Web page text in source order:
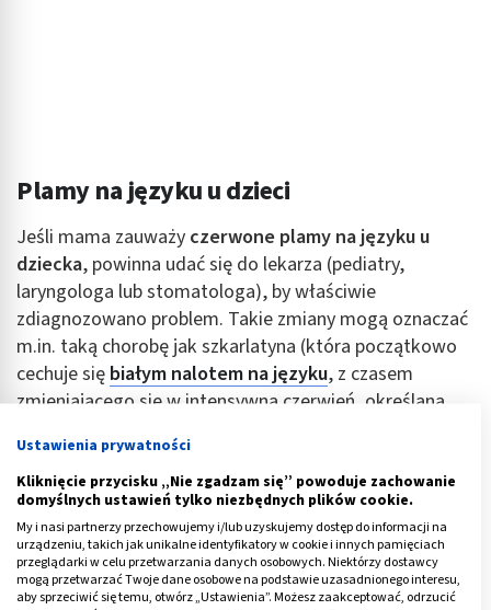
Plamy na języku u dzieci
Jeśli mama zauważy czerwone plamy na języku u
dziecka, powinna udać się do lekarza (pediatry,
laryngologa lub stomatologa), by właściwie
zdiagnozowano problem. Takie zmiany mogą oznaczać
m.in. taką chorobę jak szkarlatyna (która początkowo
cechuje się białym nalotem na języku, z czasem
zmieniającego się w intensywną czerwień, określaną
np. wysoka gorączka, silny ból gardła, wymioty,
biegunka, a także wysypka, występująca głównie na
klatce piersiowej, ramionach, udach i brzuchu.
Plamy na języku dzieckato także objaw np. infekcji
wirusowej albo grzybiczej. Zdarza się także, że zmiany
Ustawienia prywatności
Kliknięcie przycisku „Nie zgadzam się” powoduje zachowanie
domyślnych ustawień tylko niezbędnych plików cookie.
My i nasi partnerzy przechowujemy i/lub uzyskujemy dostęp do informacji na
urządzeniu, takich jak unikalne identyfikatory w cookie i innych pamięciach
przeglądarki w celu przetwarzania danych osobowych. Niektórzy dostawcy
mogą przetwarzać Twoje dane osobowe na podstawie uzasadnionego interesu,
aby sprzeciwić się temu, otwórz „Ustawienia”. Możesz zaakceptować, odrzucić